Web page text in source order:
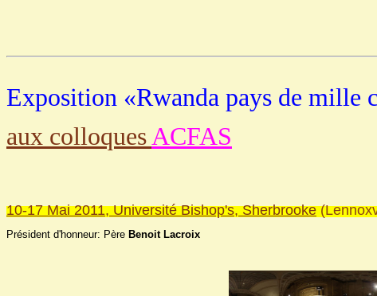
Exposition «Rwanda pays de mille
aux colloques ACFAS
10-17 Mai 2011, Université Bishop's, Sherbrooke
Président d'honneur: Père Benoit Lacroix